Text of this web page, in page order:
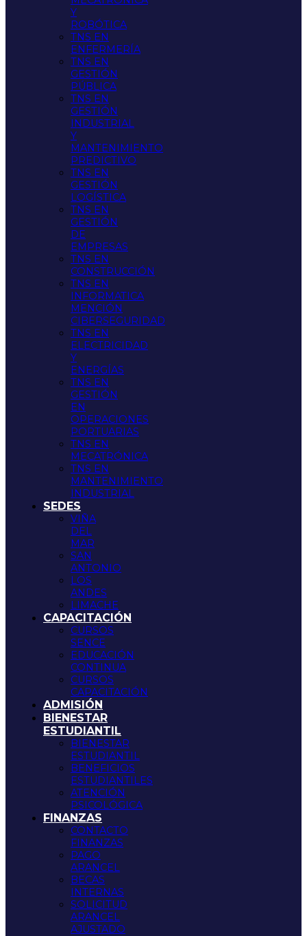
Y
ROBÓTICA
TNS EN
ENFERMERÍA
TNS EN
GESTIÓN
PÚBLICA
TNS EN
GESTIÓN
INDUSTRIAL
Y
MANTENIMIENTO
PREDICTIVO
TNS EN
GESTIÓN
LOGÍSTICA
TNS EN
GESTIÓN
DE
EMPRESAS
TNS EN
CONSTRUCCIÓN
TNS EN
INFORMATICA
MENCIÓN
CIBERSEGURIDAD
TNS EN
ELECTRICIDAD
Y
ENERGÍAS
TNS EN
GESTIÓN
EN
OPERACIONES
PORTUARIAS
TNS EN
MECATRÓNICA
TNS EN
MANTENIMIENTO
INDUSTRIAL
SEDES
VIÑA
DEL
MAR
SAN
ANTONIO
LOS
ANDES
LIMACHE
CAPACITACIÓN
CURSOS
SENCE
EDUCACIÓN
CONTINUA
CURSOS
CAPACITACIÓN
ADMISIÓN
BIENESTAR
ESTUDIANTIL
BIENESTAR
ESTUDIANTIL
BENEFICIOS
ESTUDIANTILES
ATENCIÓN
PSICOLÓGICA
FINANZAS
CONTACTO
FINANZAS
PAGO
ARANCEL
BECAS
INTERNAS
SOLICITUD
ARANCEL
AJUSTADO